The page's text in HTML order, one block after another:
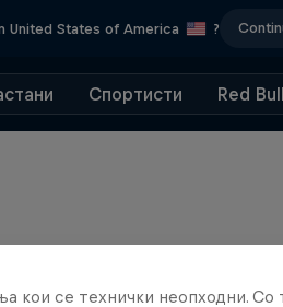
United States of America ?
Спортисти Red
кои се технички неопходни. Со